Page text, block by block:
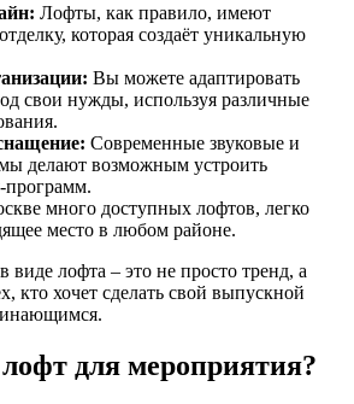
Лофты, как правило, имеют
которая создаёт уникальную
Вы можете адаптировать
свои нужды, используя различные
Современные звуковые и
делают возможным устроить
много доступных лофтов, легко
место в любом районе.
виде лофта – это не просто тренд, а
кто хочет сделать свой выпускной
для мероприятия?